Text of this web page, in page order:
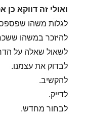
ואולי זה דווקא כן
לגלות משהו
להיזכר במשהו
לשאול שאלה על
לבדוק את עצמנו.
להקשיב.
לדייק.
לבחור מחדש.